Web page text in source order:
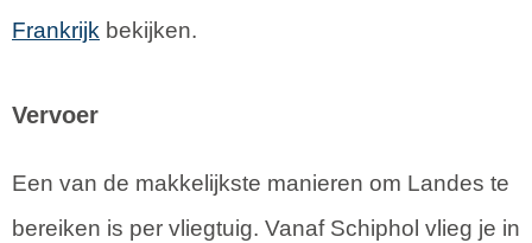
Frankrijk bekijken.
Vervoer
Een van de makkelijkste manieren om Landes te
bereiken is per vliegtuig. Vanaf Schiphol vlieg je in